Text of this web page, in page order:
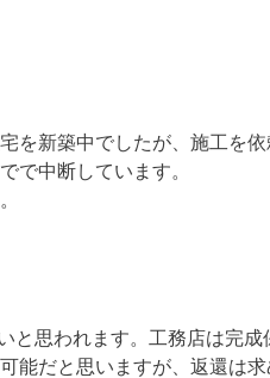
を新築中でしたが、施工を
で中断しています。
と思われます。工務店は完成
能だと思いますが、返還は